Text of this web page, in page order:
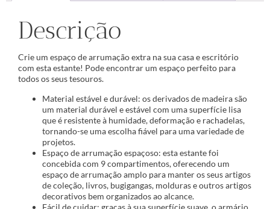
Descrição
Crie um espaço de arrumação extra na sua casa e escritório
com esta estante! Pode encontrar um espaço perfeito para
todos os seus tesouros.
Material estável e durável: os derivados de madeira são
um material durável e estável com uma superfície lisa
que é resistente à humidade, deformação e rachadelas,
tornando-se uma escolha fiável para uma variedade de
projetos.
Espaço de arrumação espaçoso: esta estante foi
concebida com 9 compartimentos, oferecendo um
espaço de arrumação amplo para manter os seus artigos
de coleção, livros, bugigangas, molduras e outros artigos
decorativos bem organizados ao alcance.
Fácil de cuidar: graças à sua superfície suave, o armário